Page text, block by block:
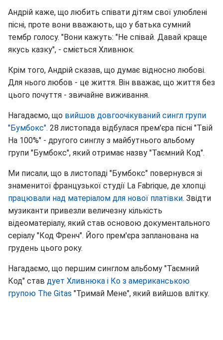
Андрій каже, що любить співати дітям свої улюблені
пісні, проте вони вважають, що у батька сумний
тембр голосу. "Вони кажуть: "Не співай. Давай краще
якусь казку", - сміється Хливнюк.
Крім того, Андрій сказав, що думає відносно любові.
Для нього любов - це життя. Він вважає, що життя без
цього почуття - звичайне виживання.
Нагадаємо, що вийшов довгоочікуваний сингл групи
"Бумбокс". 28 листопада відбулася прем'єра пісні "Твій
На 100%" - другого синглу з майбутнього альбому
групи "Бумбокс", який отримає назву "Таємний Код".
Ми писали, що в листопаді "Бумбокс" повернувся зі
знаменитої французької студії La Fabrique, де хлопці
працювали над матеріалом для нової платівки. Звідти
музиканти привезли величезну кількість
відеоматеріалу, який став основою документального
серіалу "Код Френч". Його прем'єра запланована на
грудень цього року.
Нагадаємо, що першим синглом альбому "Таємний
Код" став дует Хливнюка і Ко з американською
групою The Gitas "Тримай Мене", який вийшов влітку.